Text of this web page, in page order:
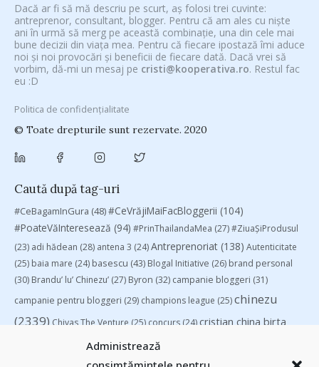
Administrează
Dacă ar fi să mă descriu pe scurt, aș folosi trei cuvinte:
antreprenor, consultant, blogger. Pentru că am ales cu niște
ani în urmă să merg pe această combinație, una din cele mai
bune decizii din viața mea. Pentru că fiecare ipostază îmi aduce
noi și noi provocări și beneficii de fiecare dată. Dacă vrei să
vorbim, dă-mi un mesaj pe cristi@kooperativa.ro. Restul fac
eu :D
Politica de confidențialitate
© Toate drepturile sunt rezervate. 2020
Caută după tag-uri
#CeBagamInGura (48)#CeVrăjiMaiFacBloggerii (104)
#PoateVăInteresează (94) #PrinThailandaMea (27)#ZiuaȘiProdusul
(23) adi hădean (28) antena 3 (24)Antreprenoriat (138) Autenticitate
(25) baia mare (24) basescu (43) Blogal Initiative (26) brand personal
(30) Brandu’ lu’ Chinezu’ (27) Byron (32) campanie bloggeri (31)
campanie pentru bloggeri (29) champions league (25)chinezu
(2339) Chivas The Venture (25)concurs(24)cristian china birta
Despre cartile pe care le-am citit
federatia romana de rugby(22) filosofice (132) leapsa